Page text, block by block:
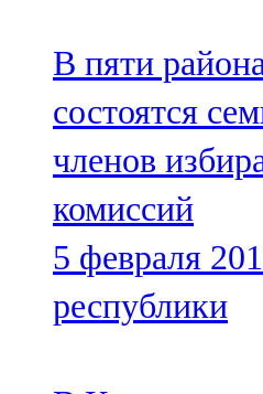
Яңа чишмә
107,0 FM
Яр Чаллы
105,5 FM
В пяти
состоятся
членов
комиссий
5 февраля
республики